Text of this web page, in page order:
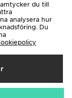
du till
analysera hur
Du